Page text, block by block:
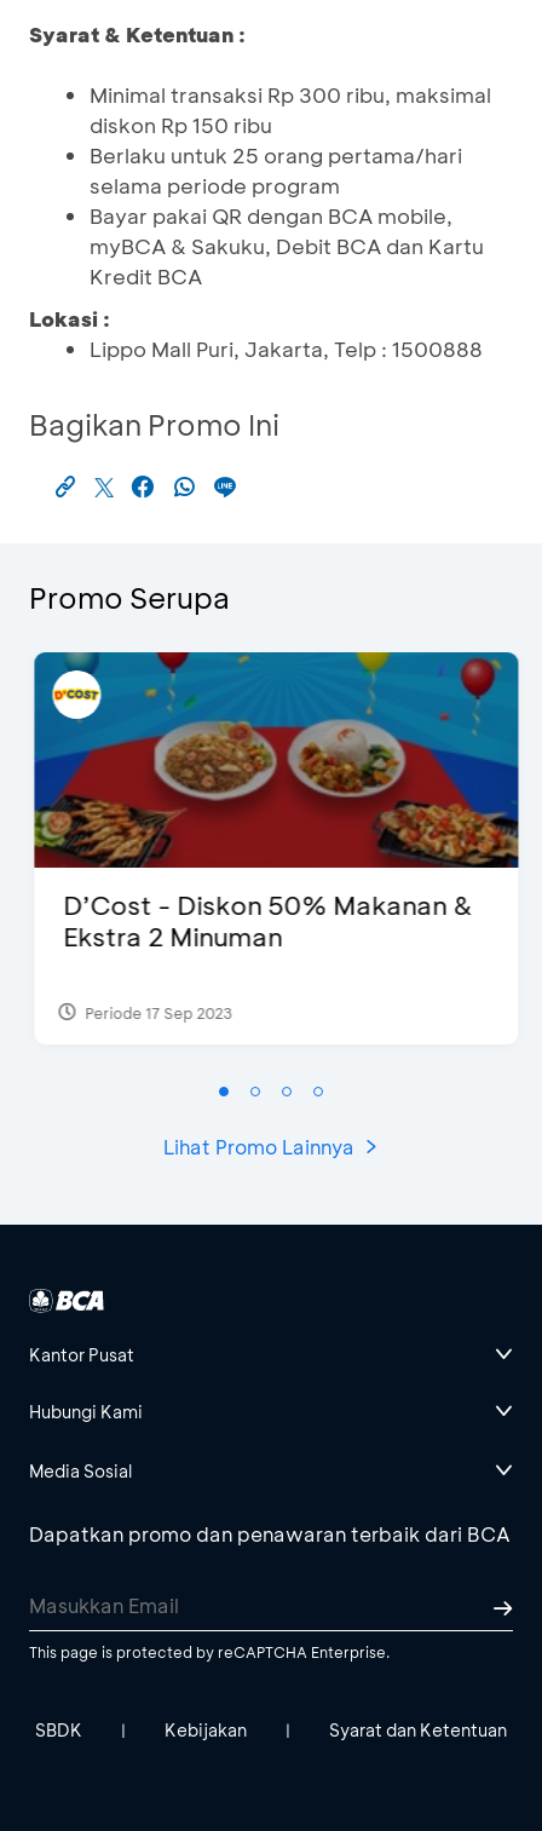
Syarat & Ketentuan :
Minimal transaksi Rp 300 ribu, maksimal
diskon Rp 150 ribu
Berlaku untuk 25 orang pertama/hari
selama periode program
Bayar pakai QR dengan BCA mobile,
myBCA & Sakuku, Debit BCA dan Kartu
Kredit BCA
Lokasi :
Lippo Mall Puri, Jakarta, Telp : 1500888
Bagikan Promo Ini
Promo Serupa
D’Cost - Diskon 50% Makanan &
Ekstra 2 Minuman
Periode 17 Sep 2023
Lihat Promo Lainnya
Kantor Pusat
Hubungi Kami
Media Sosial
Dapatkan promo dan penawaran terbaik dari BCA
This page is protected by reCAPTCHA Enterprise.
SBDK | Kebijakan | Syarat dan Ketentuan